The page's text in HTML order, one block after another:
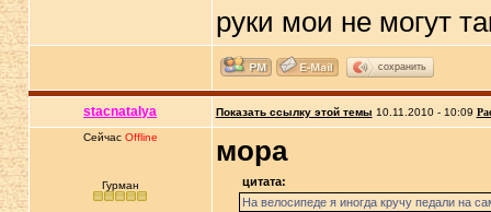
руки мои не могут
сохранить
stacnatalya Показать ссылку этой темы 10.11.2010 - 10:09
Сейчас Offline
Гурман
мора
цитата:
На велосипеде я иногда кручу педали на